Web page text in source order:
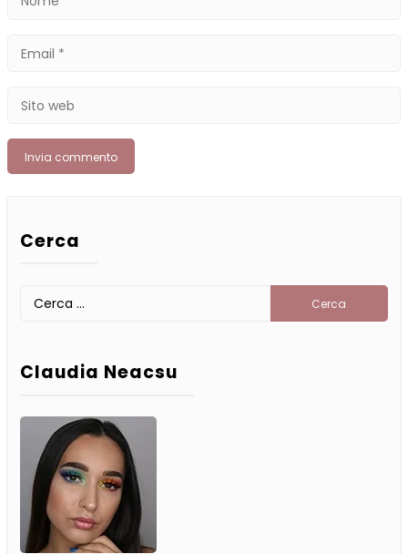
Cerca
Claudia Neacsu